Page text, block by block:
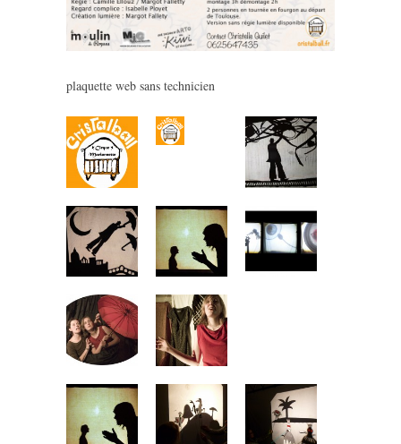
plaquette web sans technicien